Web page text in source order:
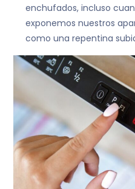
enchufados, incluso
exponemos nuestros
como una repentina